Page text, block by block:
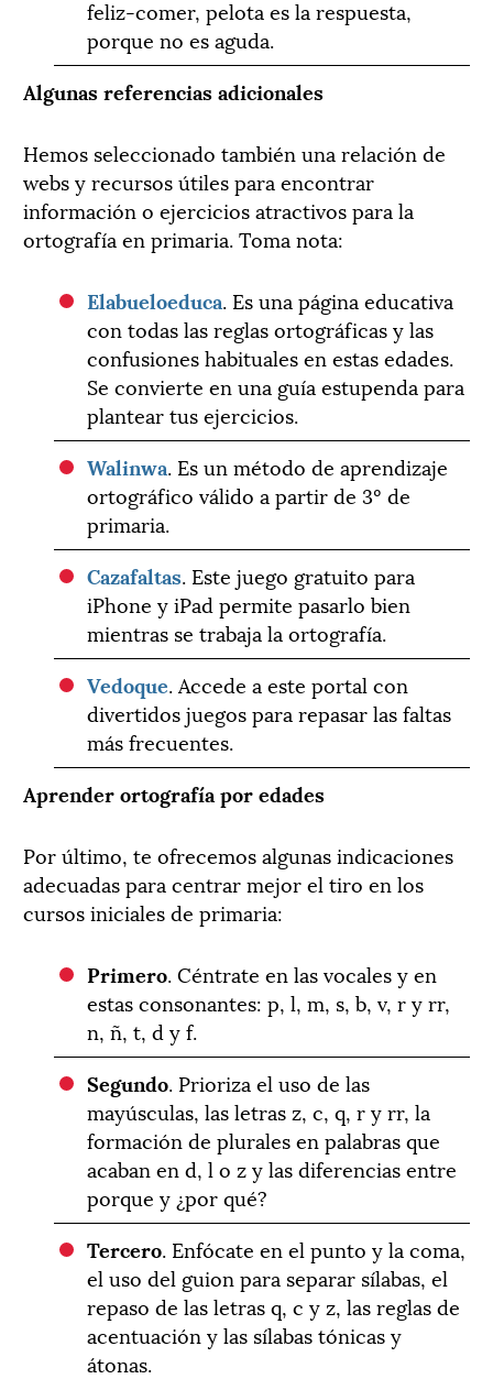
feliz-comer, pelota es la respuesta,
porque no es aguda.
Algunas referencias adicionales
Hemos seleccionado también una relación de
webs y recursos útiles para encontrar
información o ejercicios atractivos para la
ortografía en primaria. Toma nota:
Elabueloeduca. Es una página educativa
con todas las reglas ortográficas y las
confusiones habituales en estas edades.
Se convierte en una guía estupenda para
plantear tus ejercicios.
Walinwa. Es un método de aprendizaje
ortográfico válido a partir de 3º de
primaria.
Cazafaltas. Este juego gratuito para
iPhone y iPad permite pasarlo bien
mientras se trabaja la ortografía.
Vedoque. Accede a este portal con
divertidos juegos para repasar las faltas
más frecuentes.
Aprender ortografía por edades
Por último, te ofrecemos algunas indicaciones
adecuadas para centrar mejor el tiro en los
cursos iniciales de primaria:
Primero. Céntrate en las vocales y en
estas consonantes: p, l, m, s, b, v, r y rr,
n, ñ, t, d y f.
Segundo. Prioriza el uso de las
mayúsculas, las letras z, c, q, r y rr, la
formación de plurales en palabras que
acaban en d, l o z y las diferencias entre
porque y ¿por qué?
Tercero. Enfócate en el punto y la coma,
el uso del guion para separar sílabas, el
repaso de las letras q, c y z, las reglas de
acentuación y las sílabas tónicas y
átonas.